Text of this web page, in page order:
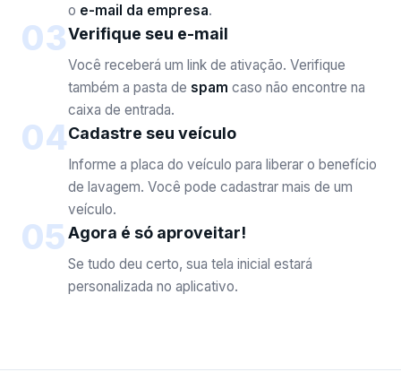
o e-mail da empresa.
03Verifique seu e-mail
Você receberá um link de ativação. Verifique
também a pasta de spam caso não encontre na
caixa de entrada.
04Cadastre seu veículo
Informe a placa do veículo para liberar o benefício
de lavagem. Você pode cadastrar mais de um
veículo.
05Agora é só aproveitar!
Se tudo deu certo, sua tela inicial estará
personalizada no aplicativo.